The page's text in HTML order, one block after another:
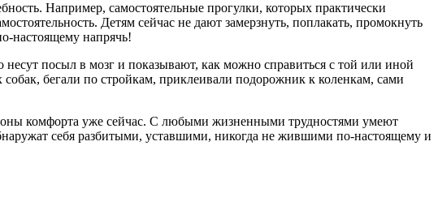
Например, самостоятельные прогулки, которых практически
Детям сейчас не дают замерзнуть, поплакать, промокнуть
настоящему напрячь!
посыл в мозг и показывают, как можно справиться с той или иной
бегали по стройкам, приклеивали подорожник к коленкам, сами
комфорта уже сейчас. С любыми жизненными трудностями умеют
себя разбитыми, уставшими, никогда не жившими по-настоящему и